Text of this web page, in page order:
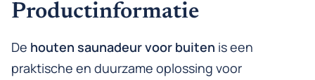
Productinformatie
De houten saunadeur voor buiten is een
praktische en duurzame oplossing voor